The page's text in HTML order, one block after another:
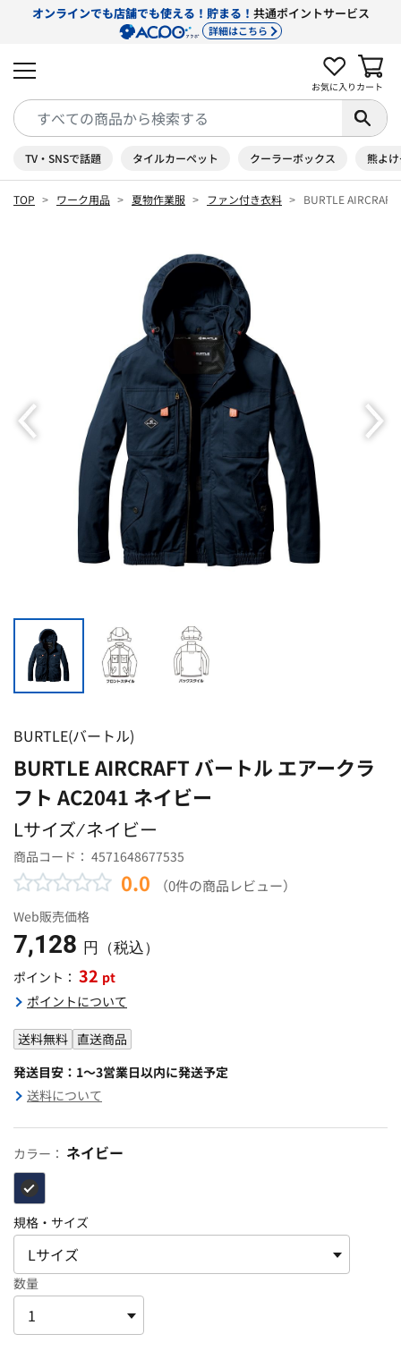
オンラインでも店舗でも使える！貯まる！ 共通ポイントサービス
詳細はこちら
お気に入り カート
TV・SNSで話題 タイルカーペット クーラーボックス 熊よ
TOP ワーク用品 夏物作業服 ファン付き衣料 BURTLE
BURTLE(バートル)
BURTLE AIRCRAFT バートル エアークラ
フト AC2041 ネイビー
Lサイズ ⁄ ネイビー
商品コード： 4571648677535
0.0 （0件の商品レビュー）
Web販売価格
7,128 円（税込）
ポイント： 32 pt
ポイントについて
送料無料 直送商品
発送目安：1～3営業日以内に発送予定
送料について
カラー： ネイビー
規格・サイズ
数量